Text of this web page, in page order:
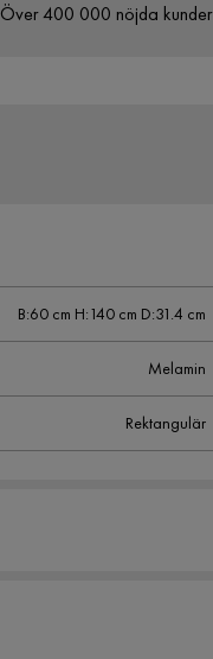
Över 400 000 nöjda kunder
B:60 cm H:140 cm D:31.4 cm
Melamin
Rektangulär